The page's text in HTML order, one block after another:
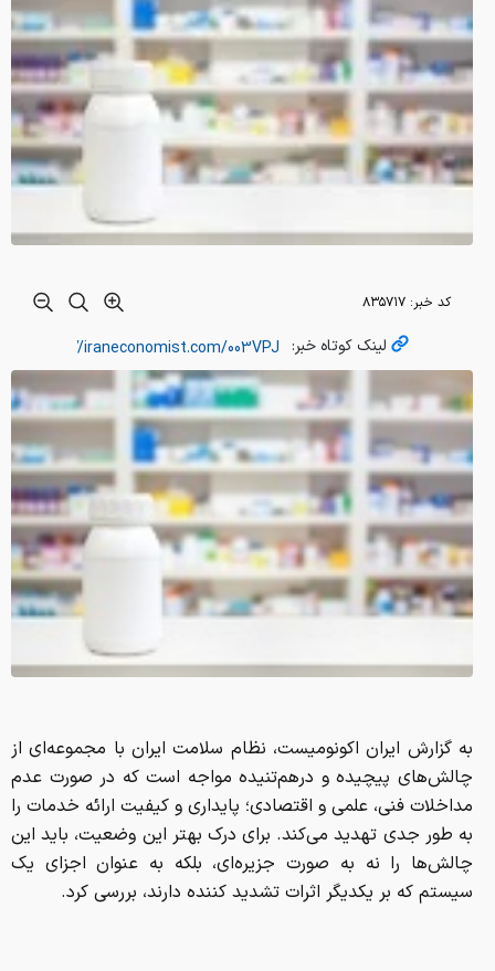
کد خبر: ۸۳۵۷۱۷
لینک کوتاه خبر:
به گزارش ایران اکونومیست، نظام سلامت ایران با مجموعه‌ای از
چالش‌های پیچیده و درهم‌تنیده مواجه است که در صورت عدم
مداخلات فنی، علمی و اقتصادی؛ پایداری و کیفیت ارائه خدمات را
به‌ طور جدی تهدید می‌کند. برای درک بهتر این وضعیت، باید این
چالش‌ها را نه به صورت جزیره‌ای، بلکه به عنوان اجزای یک
سیستم که بر یکدیگر اثرات تشدید کننده دارند، بررسی کرد.